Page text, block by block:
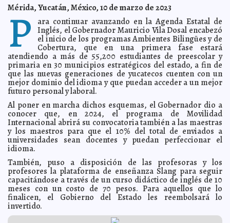
2023-03-25 09:27:36 Renán Barrera trabaja de la mano con las familias para
diseñar y rehabilitar espacios públicos Laura Aldama
2023-03-25 09:20:25 Ligera disminución de reportes de incendios; llama
Procivy a mantener la prevención Carmen Alicia Briceño Sánchez
2023-03-25 09:17:31 Fallece Xavier López "Chabelo", a los 88 años de edad
A7
2023-03-25 09:10:01 Renán Barrera fortalece la economía de las familias a
través del comercio justo Kamila López
2023-03-22 19:20:14 Palacio de la Música será escenario de show con causa
de Sofía Niño de Rivera
2023-03-22 19:16:18 Renán Barrera amplía el servicio de Internet gratuito en
espacios públicos del poniente y oriente de la ciudad Kamila López
2023-03-22 19:11:47 Celebran primer Encuentro Colmena Violeta, Red de
mujeres cuidadoras de la miel Kamila López
2023-03-21 11:20:57
no son un espacio seguro: Reinserta
2023-03-21 10:54:54 Mérida y España estrechan lazos de colaboración para
promover la cultura, el turismo y la seguridad Laura Aldama
2023-03-21 10:51:20 Renán Barrera brinda herramientas tecnológicas a las
y los estudiantes Jorge Armando León Borges
2023-03-21 10:36:50
para brindar mejores servicios Kamila López
Mérida, Yucatán, México, 10 de marzo de 2023
P ara continuar avanzando en la Agenda Estatal de
Inglés, el Gobernador Mauricio Vila Dosal encabezó
el inicio de los programas Ambientes Bilingües y de
Cobertura, que en una primera fase estará
atendiendo a más de 55,200 estudiantes de preescolar y
primaria en 30 municipios estratégicos del estado, a fin de
que las nuevas generaciones de yucatecos cuenten con un
mejor dominio del idioma y que puedan acceder a un mejor
futuro personal y laboral.
Al poner en marcha dichos esquemas, el Gobernador dio a
conocer que, en 2024, el programa de Movilidad
Internacional abrirá su convocatoria también a las maestras
y los maestros para que el 10% del total de enviados a
universidades sean docentes y puedan perfeccionar el
idioma.
También, puso a disposición de las profesoras y los
profesores la plataforma de enseñanza Slang para seguir
capacitándose a través de un curso didáctico de inglés de 10
meses con un costo de 70 pesos. Para aquellos que lo
finalicen, el Gobierno del Estado les reembolsará lo
invertido.